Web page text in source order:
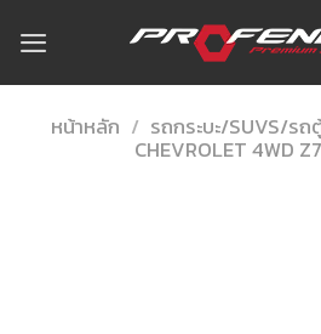
content
หน้าหลัก / รถกระบะ/SUVS/รถ
CHEVROLET 4WD